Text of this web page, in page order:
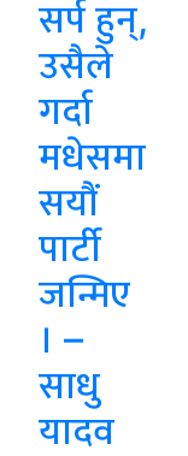
सर्प हुन्,
उसैले
गर्दा
मधेसमा
सयौं
पार्टी
जन्मिए
। –
साधु
यादव